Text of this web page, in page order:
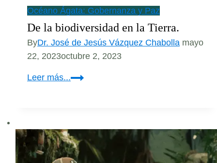
Océano Ágata: Gobernanza y Paz
De la biodiversidad en la Tierra.
ByDr. José de Jesús Vázquez Chabolla mayo
22, 2023octubre 2, 2023
Leer más...De
la
Tierra.